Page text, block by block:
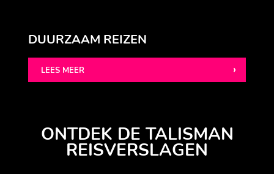
DUURZAAM REIZEN
LEES MEER
ONTDEK DE TALISMAN
REISVERSLAGEN